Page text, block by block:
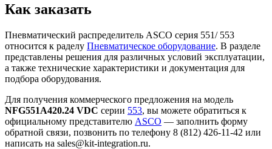
Как заказать
Пневматический распределитель ASCO серия 551/ 553
относится к раделу Пневматическое оборудование. В разделе
представлены решения для различных условий эксплуатации,
а также технические характеристики и документация для
подбора оборудования.
Для получения коммерческого предложения на модель
NFG551A420.24 VDC серии 553, вы можете обратиться к
официальному представителю ASCO — заполнить форму
обратной связи, позвонить по телефону 8 (812) 426-11-42 или
написать на sales@kit-integration.ru.